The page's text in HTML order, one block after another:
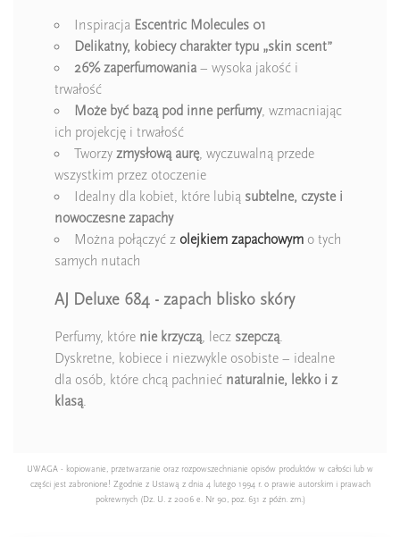
Inspiracja Escentric Molecules 01
Delikatny, kobiecy charakter typu „skin scent”
26% zaperfumowania – wysoka jakość i
trwałość
Może być bazą pod inne perfumy, wzmacniając
ich projekcję i trwałość
Tworzy zmysłową aurę, wyczuwalną przede
wszystkim przez otoczenie
Idealny dla kobiet, które lubią subtelne, czyste i
nowoczesne zapachy
Można połączyć z olejkiem zapachowym o tych
samych nutach
AJ Deluxe 684 - zapach blisko skóry
Perfumy, które nie krzyczą, lecz szepczą.
Dyskretne, kobiece i niezwykle osobiste – idealne
dla osób, które chcą pachnieć naturalnie, lekko i z
klasą.
UWAGA - kopiowanie, przetwarzanie oraz rozpowszechnianie opisów produktów w całości lub w
części jest zabronione! Zgodnie z Ustawą z dnia 4 lutego 1994 r. o prawie autorskim i prawach
pokrewnych (Dz. U. z 2006 e. Nr 90, poz. 631 z późn. zm.)